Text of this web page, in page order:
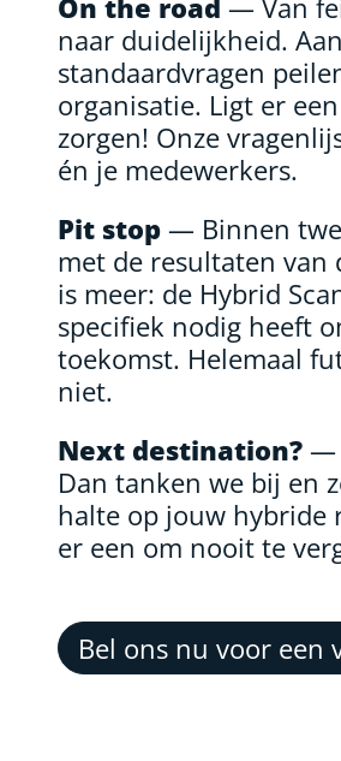
naar duidelijkheid.
standaardvragen
organisatie. Ligt er
zorgen! Onze
én je medewerkers.
Pit stop — Binnen
met de resultaten van
is meer: de Hybrid
specifiek nodig heeft
toekomst. Helemaal
niet.
Next destination? —
Dan tanken we bij en
halte op jouw hybride
er een om nooit te
Bel ons nu voor een